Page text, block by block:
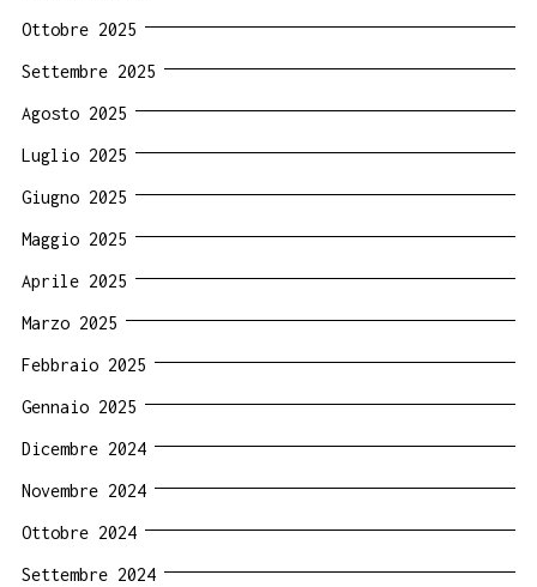
Ottobre 2025
Settembre 2025
Agosto 2025
Luglio 2025
Giugno 2025
Maggio 2025
Aprile 2025
Marzo 2025
Febbraio 2025
Gennaio 2025
Dicembre 2024
Novembre 2024
Ottobre 2024
Settembre 2024